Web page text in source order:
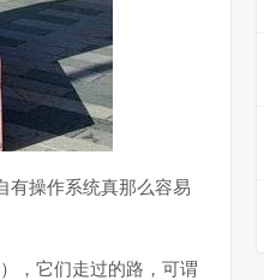
有操作系统真那么容易
，它们走过的路，可谓